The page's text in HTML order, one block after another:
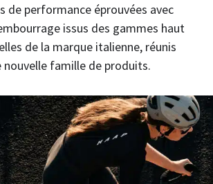
de performance éprouvées avec
issus des gammes haut
de la marque italienne, réunis
famille de produits.